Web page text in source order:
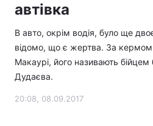
автівка
В авто, окрім водія, було ще
відомо, що є жертва. За
Макаурі, його називають
Дудаєва.
20:08, 08.09.2017